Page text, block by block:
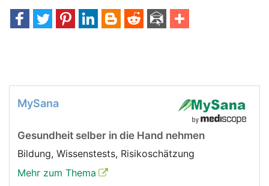
MySana
Gesundheit selber in die Hand nehmen
Bildung, Wissenstests, Risikoschätzung
Mehr zum Thema